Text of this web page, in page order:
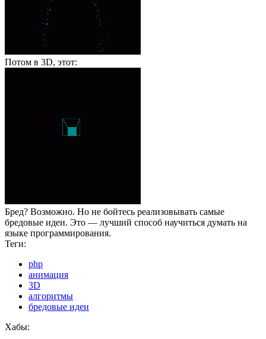
Потом в 3D, этот:
Бред? Возможно. Но не бойтесь реализовывать самые
бредовые идеи. Это — лучший способ научиться думать на
языке программирования.
Теги:
php
анимация
3D
алгоритмы
бредовые идеи
Хабы: